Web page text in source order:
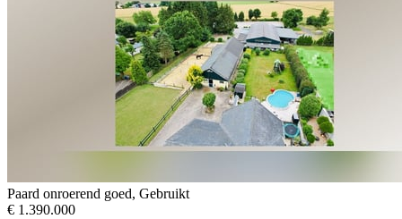
Paard onroerend goed, Gebruikt
€ 1.390.000